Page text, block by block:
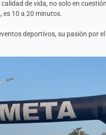
de vida, no solo en
es 10 a 20 minutos.
deportivos, su pasión por